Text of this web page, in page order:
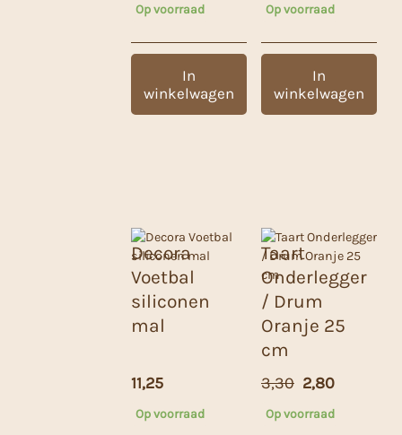
Op voorraad
In
winkelwagen
Op voorraad
In
winkelwagen
Decora
Voetbal
siliconen
mal
11,25
Op voorraad
Taart
Onderlegger
/ Drum
Oranje 25
cm
3,30
prijs
2,80Huidige
prijs
Op voorraad